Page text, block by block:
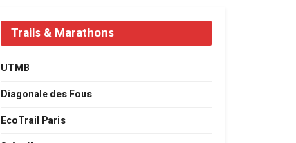
Trails & Marathons
UTMB
Diagonale des Fous
EcoTrail Paris